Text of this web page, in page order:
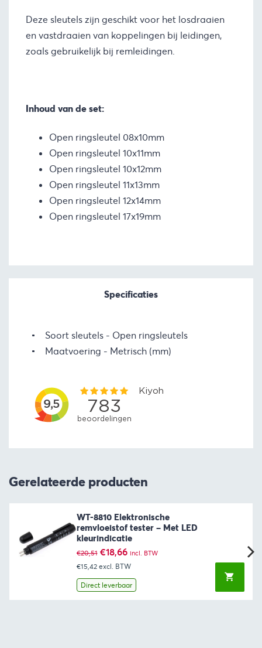
Deze sleutels zijn geschikt voor het losdraaien
en vastdraaien van koppelingen bij leidingen,
zoals gebruikelijk bij remleidingen.
Inhoud van de set:
Open ringsleutel 08x10mm
Open ringsleutel 10x11mm
Open ringsleutel 10x12mm
Open ringsleutel 11x13mm
Open ringsleutel 12x14mm
Open ringsleutel 17x19mm
Specificaties
Soort sleutels
Open ringsleutels
Maatvoering
Metrisch (mm)
Gerelateerde producten
WT-8810 Elektronische
remvloeistof tester – Met LED
kleurindicatie
€20,51 Oorspronkelijke
prijs
was:
€20,51.
€18,66Huidige
prijs
is:
€18,66.
incl. BTW
€15,42 excl. BTW
Direct leverbaar